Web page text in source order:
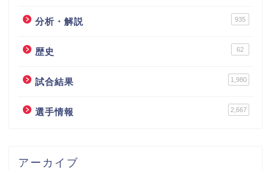
分析・解説 935
歴史 62
試合結果 1,980
選手情報 2,667
アーカイブ